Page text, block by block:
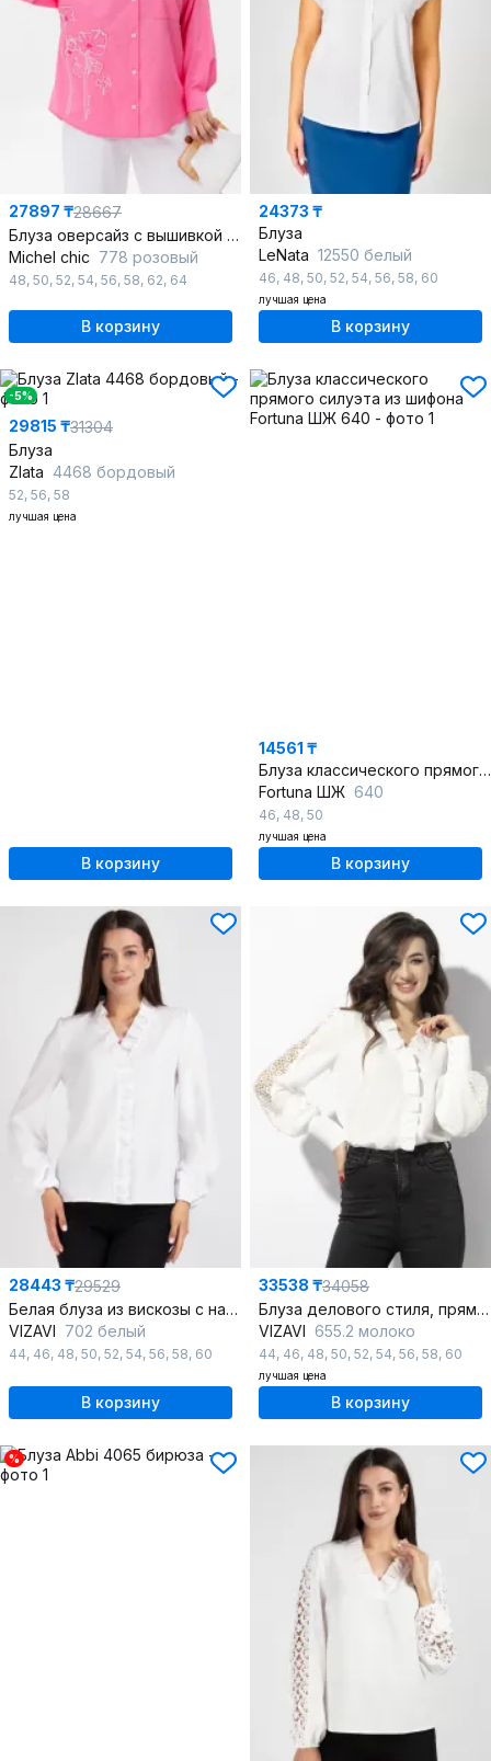
27897 ₸28667
Блуза оверсайз с вышивкой и длинным рукавом
Michel chic 778 розовый
48, 50, 52, 54, 56, 58, 62, 64
В корзину
24373 ₸
Блуза
LeNata 12550 белый
46, 48, 50, 52, 54, 56, 58, 60
лучшая цена
В корзину
-5%
29815 ₸31304
Блуза
Zlata 4468 бордовый
52, 56, 58
лучшая цена
В корзину
14561 ₸
Блуза классического прямого силуэта из шифона
Fortuna ШЖ 640
46, 48, 50
лучшая цена
В корзину
28443 ₸29529
Белая блуза из вискозы с нагрудными выточками
VIZAVI 702 белый
44, 46, 48, 50, 52, 54, 56, 58, 60
В корзину
33538 ₸34058
Блуза делового стиля, прямого силуэта с рюшами, кружевом
VIZAVI 655.2 молоко
44, 46, 48, 50, 52, 54, 56, 58, 60
лучшая цена
В корзину
%